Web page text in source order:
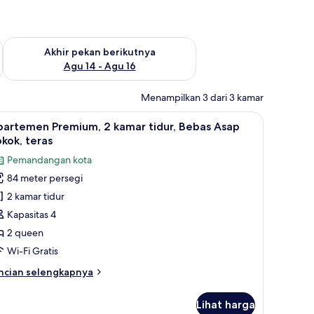
Agu 7 - Agu 9
Akhir pekan berikutnya
Agu 14 - Agu 16
Periksa ketersediaan untuk akhir pekan berikutnya Agu 14 -
Menampilkan 3 dari 3 kamar
| Area keluarga | TV layar datar dan pemutar DVD
Apartemen Premium, 2 kamar tidur, Bebas
11
Premium, 2 kamar tidur, Bebas Asap
teras
Pemandangan kota
84 meter persegi
2 kamar tidur
Kapasitas 4
2 queen
Wi-Fi Gratis
selengkapnya
Lihat harga